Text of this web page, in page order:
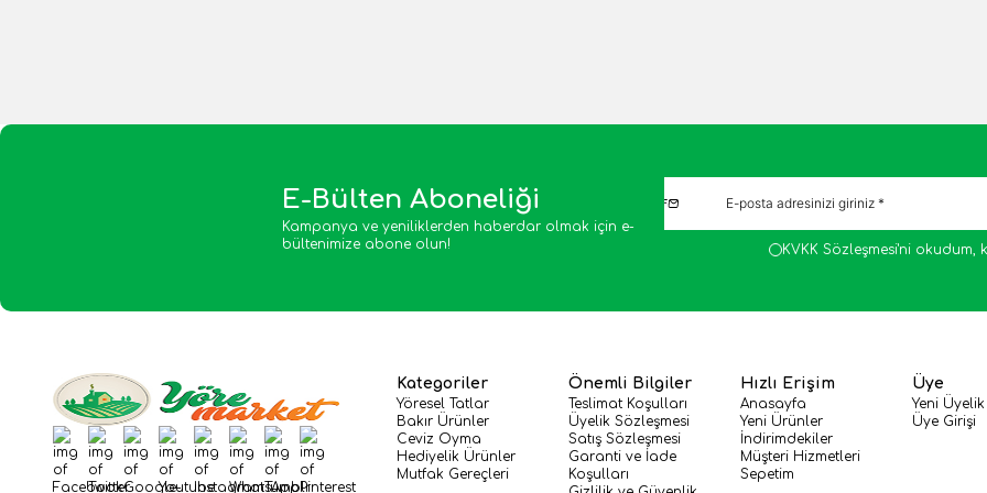
E-Bülten Aboneliği
Kampanya ve yeniliklerden haberdar olmak için e-
bültenimize abone olun!
KVKK Sözleşmesi'ni okudum,
Facebook
TwitterGoogle-Plus
YoutubeInstagram
WhatsApp
TumblrPinterest
Kategoriler
Yöresel Tatlar
Bakır Ürünler
Ceviz Oyma
Hediyelik Ürünler
Mutfak Gereçleri
Önemli Bilgiler
Teslimat Koşulları
Üyelik Sözleşmesi
Satış Sözleşmesi
Garanti ve İade
Koşulları
Hızlı Erişim
Anasayfa
Yeni Ürünler
İndirimdekiler
Müşteri Hizmetleri
Sepetim
Üye
Yeni Üyelik
Üye Girişi